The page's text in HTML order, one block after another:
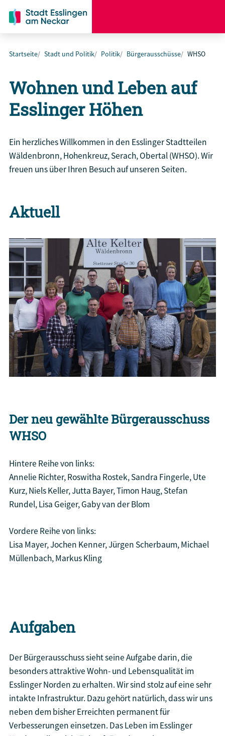
Startseite Stadt und Politik Politik Bürgerausschüsse WHSO
Wohnen und Leben auf
Esslinger Höhen
Ein herzliches Willkommen in den Esslinger Stadtteilen
Wäldenbronn, Hohenkreuz, Serach, Obertal (WHSO). Wir
freuen uns über Ihren Besuch auf unseren Seiten.
Aktuell
Der neu gewählte Bürgerausschuss
WHSO
Hintere Reihe von links:
Annelie Richter, Roswitha Rostek, Sandra Fingerle, Ute
Kurz, Niels Keller, Jutta Bayer, Timon Haug, Stefan
Rundel, Lisa Geiger, Gaby van der Blom
Vordere Reihe von links:
Lisa Mayer, Jochen Kenner, Jürgen Scherbaum, Michael
Müllenbach, Markus Kling
Aufgaben
Der Bürgerausschuss sieht seine Aufgabe darin, die
besonders attraktive Wohn- und Lebensqualität im
Esslinger Norden zu erhalten. Wir sind stolz auf eine sehr
intakte Infrastruktur. Dazu gehört natürlich, dass wir uns
neben dem bisher Erreichten permanent für
Verbesserungen einsetzen. Das Leben im Esslinger